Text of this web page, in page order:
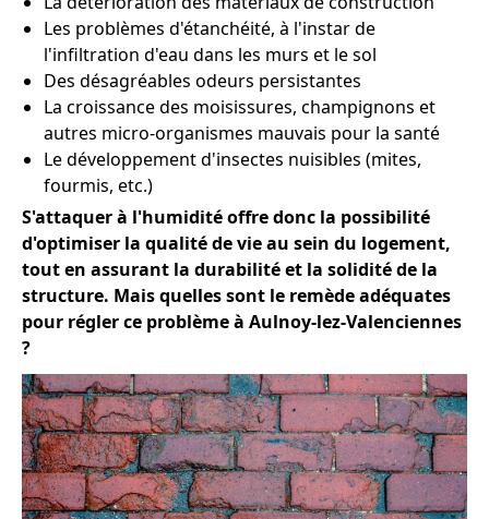
Les problèmes d'étanchéité, à l'instar de
l'infiltration d'eau dans les murs et le sol
Des désagréables odeurs persistantes
La croissance des moisissures, champignons et
autres micro-organismes mauvais pour la santé
Le développement d'insectes nuisibles (mites,
fourmis, etc.)
S'attaquer à l'humidité offre donc la possibilité
d'optimiser la qualité de vie au sein du logement,
tout en assurant la durabilité et la solidité de la
structure. Mais quelles sont le remède adéquates
pour régler ce problème à Aulnoy-lez-Valenciennes
?